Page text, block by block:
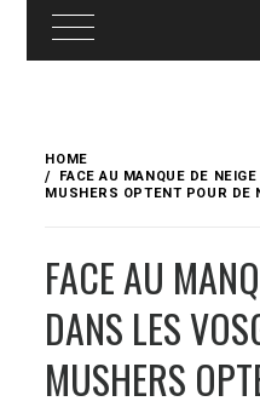
content
HOME
FACE AU MANQUE DE
MUSHERS OPTENT POUR DE
FACE AU
DANS LES
MUSHERS